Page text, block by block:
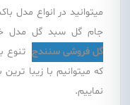
میتوانید در انواع
جام گل سبد گل مدل
گل فروشی سنندج تنوع
که میتوانیم با زیبا
نماییم.